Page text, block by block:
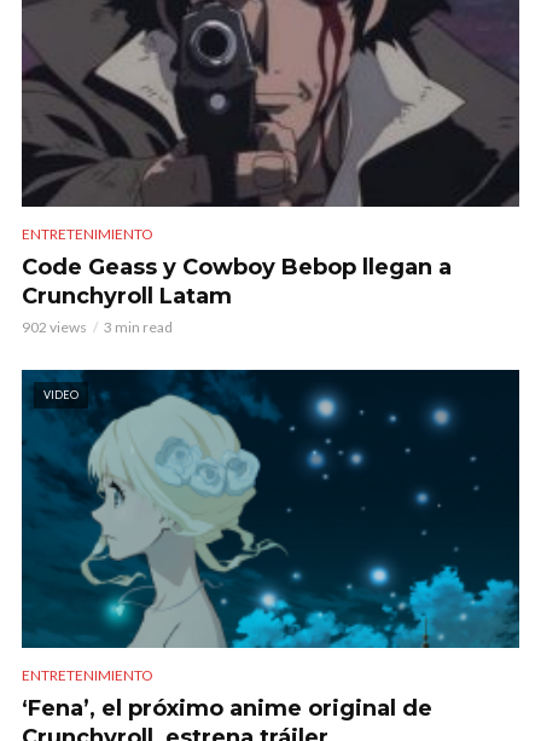
ENTRETENIMIENTO
Code Geass y Cowboy Bebop llegan a
Crunchyroll Latam
902 views 3 min read
VIDEO
ENTRETENIMIENTO
‘Fena’, el próximo anime original de